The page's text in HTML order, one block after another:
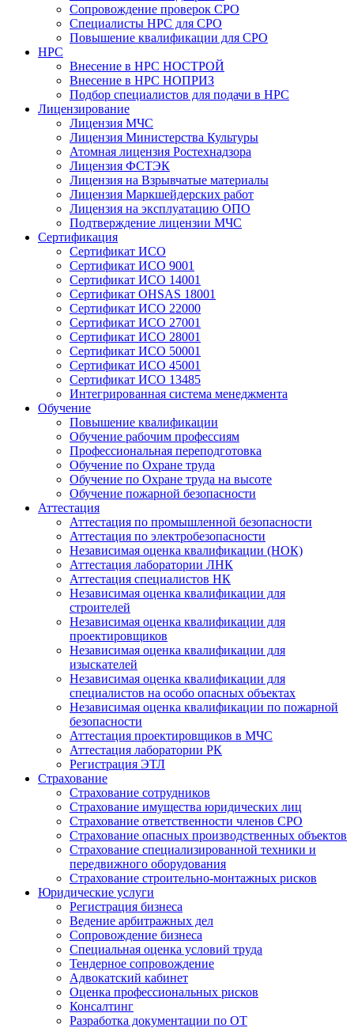
Сопровождение проверок СРО
Специалисты НРС для СРО
Повышение квалификации для СРО
НРС
Внесение в НРС НОСТРОЙ
Внесение в НРС НОПРИЗ
Подбор специалистов для подачи в НРС
Лицензирование
Лицензия МЧС
Лицензия Министерства Культуры
Атомная лицензия Ростехнадзора
Лицензия ФСТЭК
Лицензия на Взрывчатые материалы
Лицензия Маркшейдерских работ
Лицензия на эксплуатацию ОПО
Подтверждение лицензии МЧС
Сертификация
Сертификат ИСО
Сертификат ИСО 9001
Сертификат ИСО 14001
Сертификат OHSAS 18001
Сертификат ИСО 22000
Сертификат ИСО 27001
Сертификат ИСО 28001
Сертификат ИСО 50001
Сертификат ИСО 45001
Сертификат ИСО 13485
Интегрированная система менеджмента
Обучение
Повышение квалификации
Обучение рабочим профессиям
Профессиональная переподготовка
Обучение по Охране труда
Обучение по Охране труда на высоте
Обучение пожарной безопасности
Аттестация
Аттестация по промышленной безопасности
Аттестация по электробезопасности
Независимая оценка квалификации (НОК)
Аттестация лаборатории ЛНК
Аттестация специалистов НК
Независимая оценка квалификации для
строителей
Независимая оценка квалификации для
проектировщиков
Независимая оценка квалификации для
изыскателей
Независимая оценка квалификации для
специалистов на особо опасных объектах
Независимая оценка квалификации по пожарной
безопасности
Аттестация проектировщиков в МЧС
Аттестация лаборатории РК
Регистрация ЭТЛ
Страхование
Страхование сотрудников
Страхование имущества юридических лиц
Страхование ответственности членов СРО
Страхование опасных производственных объектов
Страхование специализированной техники и
передвижного оборудования
Страхование строительно-монтажных рисков
Юридические услуги
Регистрация бизнеса
Ведение арбитражных дел
Сопровождение бизнеса
Специальная оценка условий труда
Тендерное сопровождение
Адвокатский кабинет
Оценка профессиональных рисков
Консалтинг
Разработка документации по ОТ